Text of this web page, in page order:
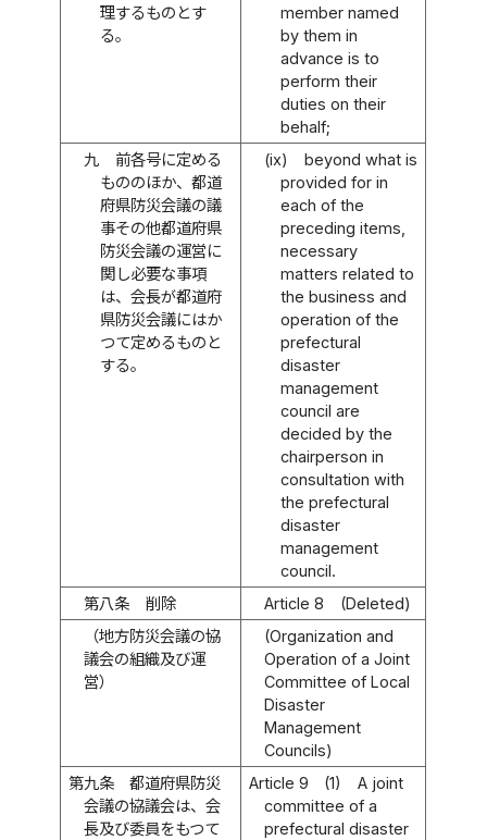
理するものとす
る。
member named
by them in
advance is to
perform their
duties on their
behalf;
九
前各号に定める
もののほか、都道
府県防災会議の議
事その他都道府県
防災会議の運営に
関し必要な事項
は、会長が都道府
県防災会議にはか
つて定めるものと
する。
(ix)
beyond what is
provided for in
each of the
preceding items,
necessary
matters related to
the business and
operation of the
prefectural
disaster
management
council are
decided by the
chairperson in
consultation with
the prefectural
disaster
management
council.
第八条
削除 Article 8
(Deleted)
（地方防災会議の協
議会の組織及び運
営）
(Organization and
Operation of a Joint
Committee of Local
Disaster
Management
Councils)
第九条
都道府県防災
会議の協議会は、会
長及び委員をもつて
Article 9 (1)
A joint
committee of a
prefectural disaster